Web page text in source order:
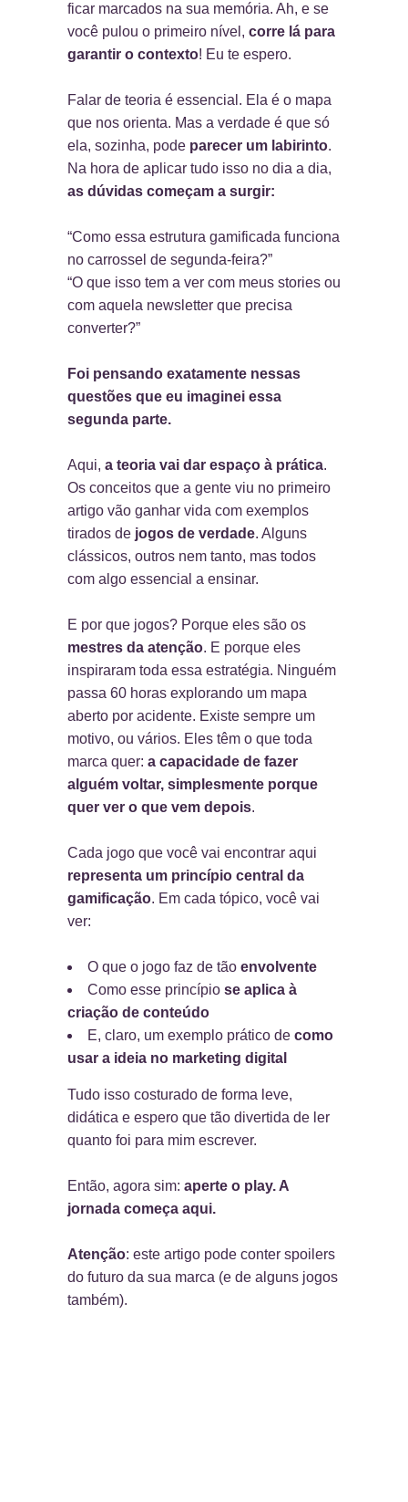
ficar marcados na sua memória. Ah, e se
você pulou o primeiro nível, corre lá para
garantir o contexto! Eu te espero.
Falar de teoria é essencial. Ela é o mapa
que nos orienta. Mas a verdade é que só
ela, sozinha, pode parecer um labirinto.
Na hora de aplicar tudo isso no dia a dia,
as dúvidas começam a surgir:
“Como essa estrutura gamificada funciona
no carrossel de segunda-feira?”
“O que isso tem a ver com meus stories ou
com aquela newsletter que precisa
converter?”
Foi pensando exatamente nessas
questões que eu imaginei essa
segunda parte.
Aqui, a teoria vai dar espaço à prática.
Os conceitos que a gente viu no primeiro
artigo vão ganhar vida com exemplos
tirados de jogos de verdade. Alguns
clássicos, outros nem tanto, mas todos
com algo essencial a ensinar.
E por que jogos? Porque eles são os
mestres da atenção. E porque eles
inspiraram toda essa estratégia. Ninguém
passa 60 horas explorando um mapa
aberto por acidente. Existe sempre um
motivo, ou vários. Eles têm o que toda
marca quer: a capacidade de fazer
alguém voltar, simplesmente porque
quer ver o que vem depois.
Cada jogo que você vai encontrar aqui
representa um princípio central da
gamificação. Em cada tópico, você vai
ver:
O que o jogo faz de tão envolvente
Como esse princípio se aplica à
criação de conteúdo
E, claro, um exemplo prático de como
usar a ideia no marketing digital
Tudo isso costurado de forma leve,
didática e espero que tão divertida de ler
quanto foi para mim escrever.
Então, agora sim: aperte o play. A
jornada começa aqui.
Atenção: este artigo pode conter spoilers
do futuro da sua marca (e de alguns jogos
também).